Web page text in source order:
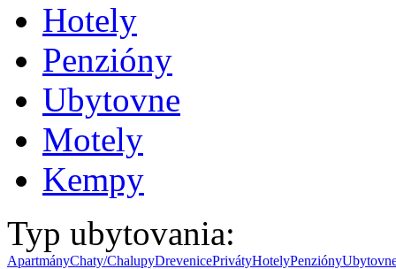
Hotely
Penzióny
Ubytovne
Motely
Kempy
Typ ubytovania:
ApartmányChaty/ChalupyDrevenicePrivátyHotelyPenzióny